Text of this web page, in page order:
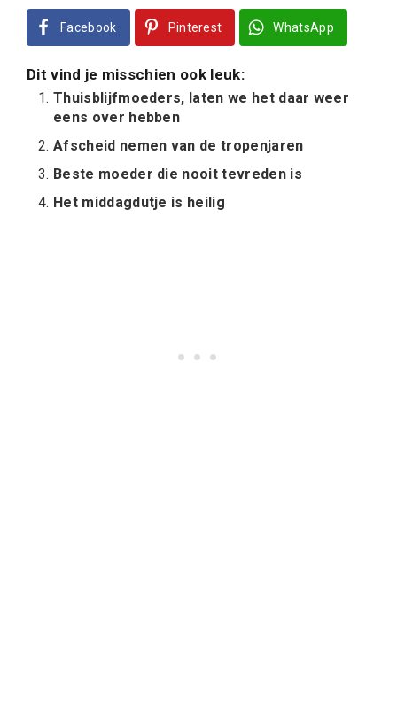
Facebook Pinterest WhatsApp
Dit vind je misschien ook leuk:
Thuisblijfmoeders, laten we het daar weer
eens over hebben
Afscheid nemen van de tropenjaren
Beste moeder die nooit tevreden is
Het middagdutje is heilig